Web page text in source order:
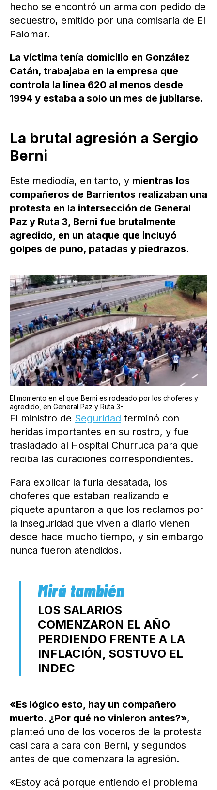
hecho se encontró un arma con pedido de
secuestro, emitido por una comisaría de El
Palomar.
La víctima tenía domicilio en González
Catán, trabajaba en la empresa que
controla la línea 620 al menos desde
1994 y estaba a solo un mes de jubilarse.
La brutal agresión a Sergio
Berni
Este mediodía, en tanto, y mientras los
compañeros de Barrientos realizaban una
protesta en la intersección de General
Paz y Ruta 3, Berni fue brutalmente
agredido, en un ataque que incluyó
golpes de puño, patadas y piedrazos.
El momento en el que Berni es rodeado por los choferes y
agredido, en General Paz y Ruta 3-
El ministro de Seguridad terminó con
heridas importantes en su rostro, y fue
trasladado al Hospital Churruca para que
reciba las curaciones correspondientes.
Para explicar la furia desatada, los
choferes que estaban realizando el
piquete apuntaron a que los reclamos por
la inseguridad que viven a diario vienen
desde hace mucho tiempo, y sin embargo
nunca fueron atendidos.
LOS SALARIOS
COMENZARON EL AÑO
PERDIENDO FRENTE A LA
INFLACIÓN, SOSTUVO EL
INDEC
«Es lógico esto, hay un compañero
muerto. ¿Por qué no vinieron antes?»,
planteó uno de los voceros de la protesta
casi cara a cara con Berni, y segundos
antes de que comenzara la agresión.
«Estoy acá porque entiendo el problema